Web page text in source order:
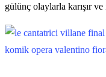
gülünç olaylarla karışır